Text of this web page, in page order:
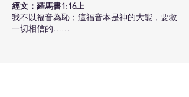
經文：羅馬書1:16上
我不以福音為恥；這福音本是神的大能，要救
一切相信的……